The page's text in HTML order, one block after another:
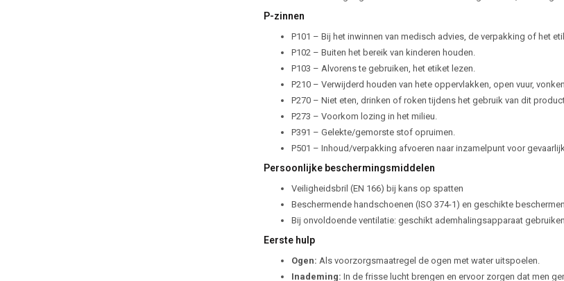
P-zinnen
P101 – Bij het inwinnen van medisch advies, de verpakking of het
P102 – Buiten het bereik van kinderen houden.
P103 – Alvorens te gebruiken, het etiket lezen.
P210 – Verwijderd houden van hete oppervlakken, open vuur,
P270 – Niet eten, drinken of roken tijdens het gebruik van dit
P273 – Voorkom lozing in het milieu.
P391 – Gelekte/gemorste stof opruimen.
P501 – Inhoud/verpakking afvoeren naar inzamelpunt voor
Persoonlijke beschermingsmiddelen
Veiligheidsbril (EN 166) bij kans op spatten
Beschermende handschoenen (ISO 374-1) en geschikte
Bij onvoldoende ventilatie: geschikt ademhalingsapparaat gebruiken
Eerste hulp
Ogen: Als voorzorgsmaatregel de ogen met water uitspoelen.
Inademing: In de frisse lucht brengen en ervoor zorgen dat men